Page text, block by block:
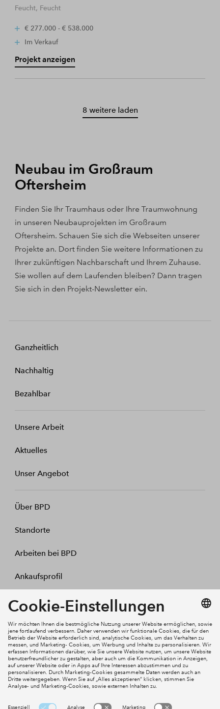
Feucht, Feucht
€ 277.000 - € 538.000
Im Verkauf
Projekt anzeigen
8 weitere laden
Neubau im Großraum
Oftersheim
Finden Sie Ihr Traumhaus oder Ihre Traumwohnung
in unseren Neubauprojekten im Großraum
Oftersheim. Schauen Sie sich die Webseiten unserer
Projekte an. Dort finden Sie weitere Informationen zu
Ihrer zukünftigen Nachbarschaft und Ihrem Zuhause.
Sie wollen auf dem Laufenden bleiben? Dann tragen
Sie sich in den Projekt-Newsletter ein.
Ganzheitlich
Nachhaltig
Bezahlbar
Unsere Arbeit
Aktuelles
Unser Angebot
Über BPD
Standorte
Arbeiten bei BPD
Ankaufsprofil
Kontakt
Mein Konto
Social Media